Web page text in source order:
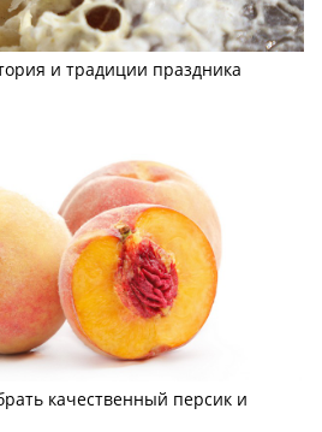
и традиции праздника
качественный персик и